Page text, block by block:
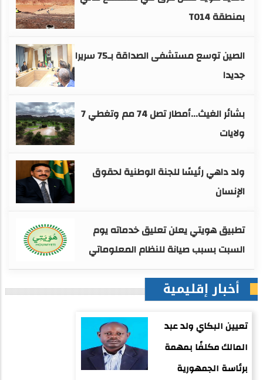
بمنطقة TO14
الصين توسع مستشفى الصداقة بـ75 سريرا
جديدا
بشائر الغيث...أمطار تصل 74 مم وتغطي 7
ولايات
ولد داهي رئيسًا للجنة الوطنية لحقوق
الإنسان
تطبيق هويتي يعلن تعليق خدماته يوم
السبت بسبب صيانة للنظام المعلوماتي
أخبار إقليمية
تعيين البكاي ولد عبد
المالك مكلفًا بمهمة
برئاسة الجمهورية